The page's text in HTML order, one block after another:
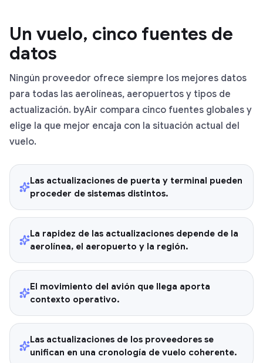
Un vuelo, cinco fuentes de
datos
Ningún proveedor ofrece siempre los mejores datos
para todas las aerolíneas, aeropuertos y tipos de
actualización. byAir compara cinco fuentes globales y
elige la que mejor encaja con la situación actual del
vuelo.
Las actualizaciones de puerta y terminal pueden
proceder de sistemas distintos.
La rapidez de las actualizaciones depende de la
aerolínea, el aeropuerto y la región.
El movimiento del avión que llega aporta
contexto operativo.
Las actualizaciones de los proveedores se
unifican en una cronología de vuelo coherente.